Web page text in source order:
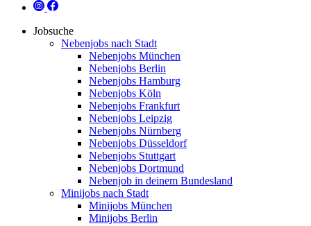
Jobsuche
Nebenjobs nach Stadt
Nebenjobs München
Nebenjobs Berlin
Nebenjobs Hamburg
Nebenjobs Köln
Nebenjobs Frankfurt
Nebenjobs Leipzig
Nebenjobs Nürnberg
Nebenjobs Düsseldorf
Nebenjobs Stuttgart
Nebenjobs Dortmund
Nebenjob in deinem Bundesland
Minijobs nach Stadt
Minijobs München
Minijobs Berlin